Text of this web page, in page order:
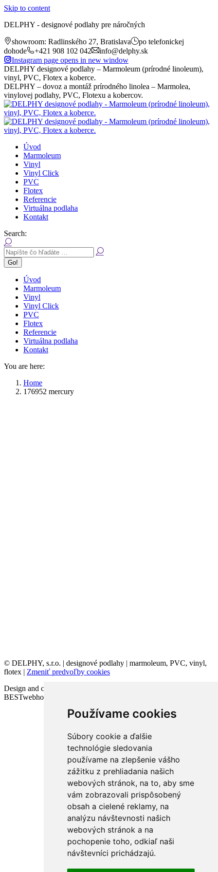
Používame cookies
Súbory cookie a ďalšie
technológie sledovania
používame na zlepšenie vášho
zážitku z prehliadania našich
webových stránok, na to, aby sme
vám zobrazovali prispôsobený
obsah a cielené reklamy, na
analýzu návštevnosti našich
webových stránok a na
pochopenie toho, odkiaľ naši
návštevníci prichádzajú.
Skip to content
DELPHY - designové podlahy pre náročných
showroom: Radlinského 27, Bratislava
po telefonickej
dohode
+421 908 102 042
info@delphy.sk
Instagram page opens in new window
DELPHY designové podlahy – Marmoleum (prírodné linoleum),
vinyl, PVC, Flotex a koberce.
DELPHY – dovoz a montáž prírodného linolea – Marmolea,
vinylovej podlahy, PVC, Flotexu a kobercov.
Úvod
Marmoleum
Vinyl
Vinyl Click
PVC
Flotex
Referencie
Virtuálna podlaha
Kontakt
Search:
Úvod
Marmoleum
Vinyl
Vinyl Click
PVC
Flotex
Referencie
Virtuálna podlaha
Kontakt
You are here:
Home
176952 mercury
© DELPHY, s.r.o. | designové podlahy | marmoleum, PVC, vinyl,
flotex | Zmeniť predvoľby cookies
Design and code VICTORY-media.sk | Webhosting
BESTwebhosting.sk | 12.11.2025